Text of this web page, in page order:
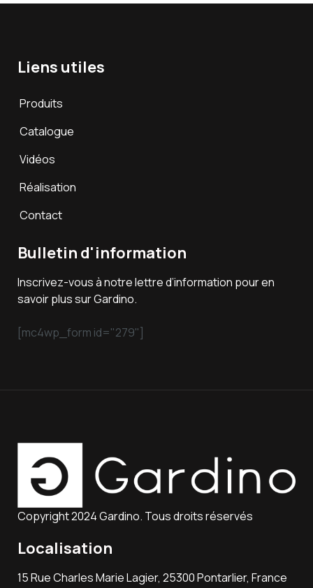
Liens utiles
Produits
Catalogue
Vidéos
Réalisation
Contact
Bulletin d'information
Inscrivez-vous à notre lettre d’information pour en
savoir plus sur Gardino.
[mc4wp_form id="279"]
Copyright 2024 Gardino. Tous droits réservés
Localisation
15 Rue Charles Marie Lagier, 25300 Pontarlier, France